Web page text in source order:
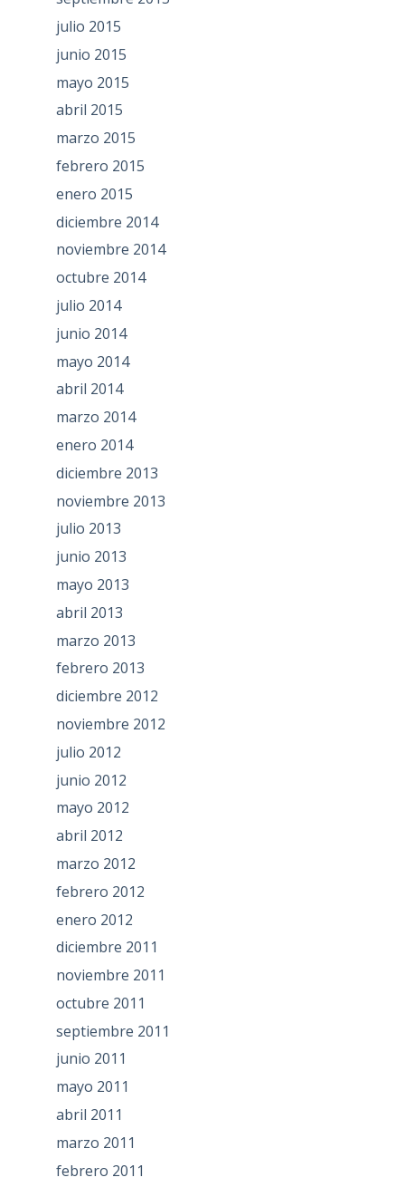
julio 2015
junio 2015
mayo 2015
abril 2015
marzo 2015
febrero 2015
enero 2015
diciembre 2014
noviembre 2014
octubre 2014
julio 2014
junio 2014
mayo 2014
abril 2014
marzo 2014
enero 2014
diciembre 2013
noviembre 2013
julio 2013
junio 2013
mayo 2013
abril 2013
marzo 2013
febrero 2013
diciembre 2012
noviembre 2012
julio 2012
junio 2012
mayo 2012
abril 2012
marzo 2012
febrero 2012
enero 2012
diciembre 2011
noviembre 2011
octubre 2011
septiembre 2011
junio 2011
mayo 2011
abril 2011
marzo 2011
febrero 2011